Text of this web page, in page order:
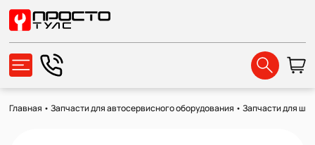
Главная •Запчасти для автосервисного оборудования •Запчасти для